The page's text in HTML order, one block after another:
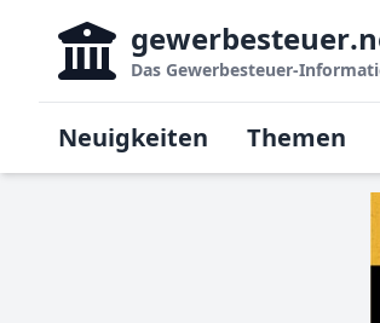
gewerbesteuer
Das Gewerbesteuer-
Neuigkeiten Themen